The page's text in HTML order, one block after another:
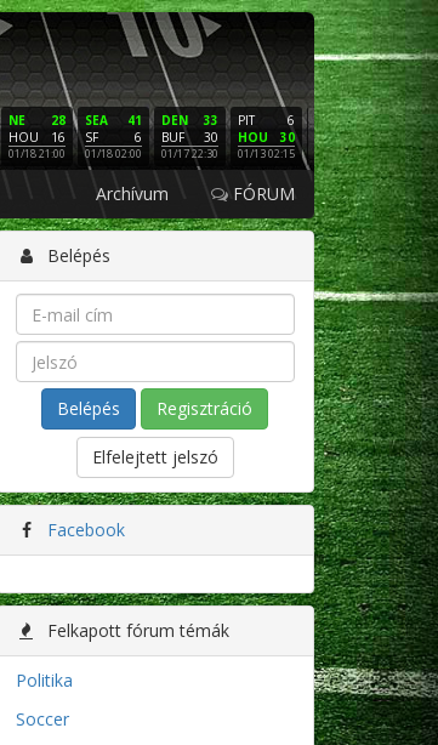
28
NE
16
HOU
01/18 21:00
41
SEA
6
SF
01/18 02:00
33
DEN
30
BUF
01/17 22:30
6
PIT
30
HOU
01/13 02:15
16
NE
3
LAC
01/12 02:00
PHI
SF
01/11
Archívum FÓRUM
Belépés
Regisztráció
Elfelejtett jelszó
Facebook
Felkapott fórum témák
Politika
Soccer